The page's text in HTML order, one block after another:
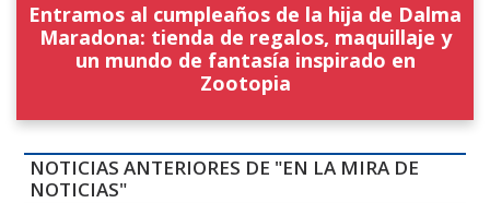
Entramos al cumpleaños de la hija de Dalma
Maradona: tienda de regalos, maquillaje y
un mundo de fantasía inspirado en
Zootopia
NOTICIAS ANTERIORES DE "EN LA MIRA DE
NOTICIAS"